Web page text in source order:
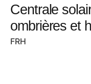
Centrale
ombrières et
FRH